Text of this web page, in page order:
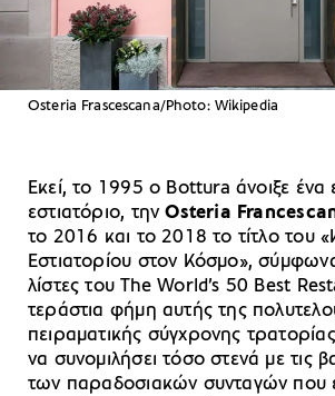
Osteria Frascescana/Photo: Wikipedia
Εκεί, το 1995 ο Bottura άνοιξε ένα
εστιατόριο, τηνOsteria
το 2016 και το 2018 το τίτλο του
Εστιατορίου στον Κόσμο», σύμφωνα
λίστες του The World’s 50 Best
τεράστια φήμη αυτής της
πειραματικής σύγχρονης
να συνομιλήσει τόσο στενά με τις
των παραδοσιακών συνταγών που